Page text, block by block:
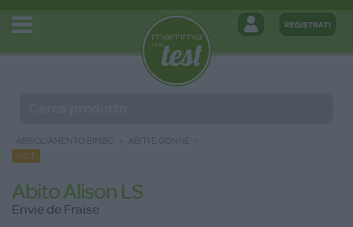
ABBIGLIAMENTO BIMBO ABITI E GONNE
HOT
Abito Alison LS
Envie de Fraise